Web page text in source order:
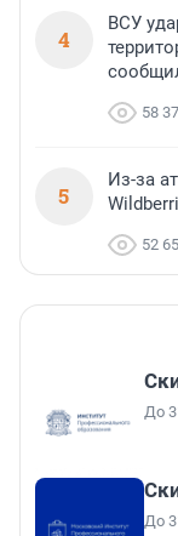
4
ВСУ
58
5
Из-за
52
До
До